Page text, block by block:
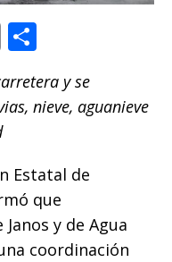
C
p
y
n
k
m
p
ti
r
y se
nieve, aguanieve
Estatal de
que
y de Agua
coordinación